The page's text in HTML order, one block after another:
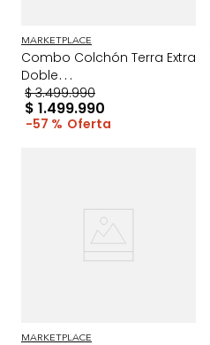
MARKETPLACE
Combo Colchón Terra Extra
Doble
+Protector+Almohada Gris
$ 3.499.990
$ 1.499.990
57 %
MARKETPLACE